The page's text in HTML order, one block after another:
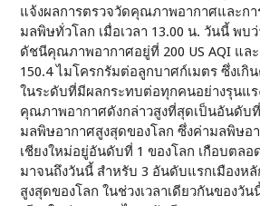
แจ้งผลการตรวจวัดคุณภาพอากาศและก
มลพิษทั่วโลก เมื่อเวลา 13.00 น. วันนี้ พบ
ดัชนีคุณภาพอากาศอยู่ที่ 200 US AQI แล
150.4 ไมโครกรัมต่อลูกบาศก์เมตร ซึ่งเกิ
ในระดับที่มีผลกระทบต่อทุกคนอย่างรุนแร
คุณภาพอากาศดังกล่าวสูงที่สุดเป็นอันดับ
มลพิษอากาศสูงสุดของโลก ซึ่งค่ามลพิษอ
เชียงใหม่อยู่อันดับที่ 1 ของโลก เกือบตลอ
มาจนถึงวันนี้ สำหรับ 3 อันดับแรกเมืองห
สูงสุดของโลก ในช่วงเวลาเดียวกันของวั